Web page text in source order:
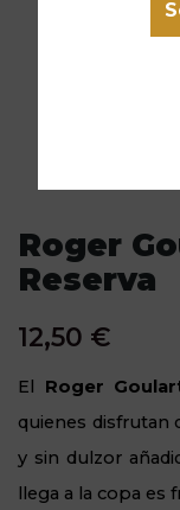
Roger
Reserva
12,50 €
El Roger
quienes disfrutan
y sin dulzor
llega a la copa es